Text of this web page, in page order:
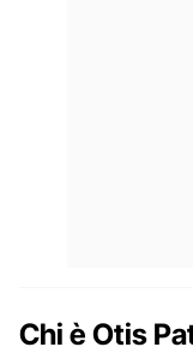
Chi è Otis